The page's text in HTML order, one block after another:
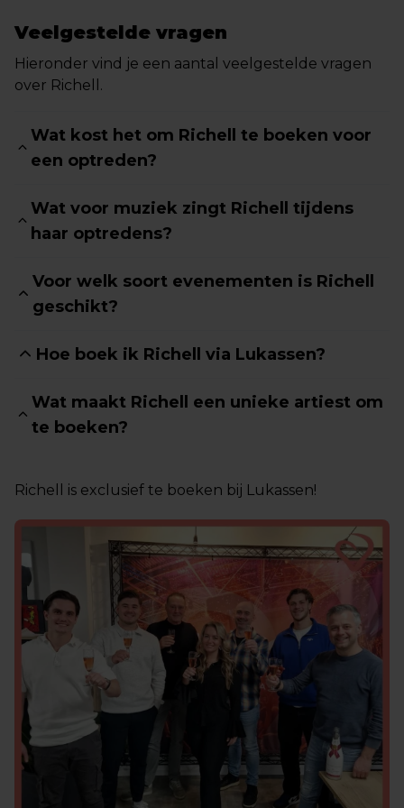
Veelgestelde vragen
Hieronder vind je een aantal veelgestelde vragen
over Richell.
Wat kost het om Richell te boeken voor
een optreden?
Wat voor muziek zingt Richell tijdens
haar optredens?
Voor welk soort evenementen is Richell
geschikt?
Hoe boek ik Richell via Lukassen?
Wat maakt Richell een unieke artiest om
te boeken?
Richell is exclusief te boeken bij Lukassen!